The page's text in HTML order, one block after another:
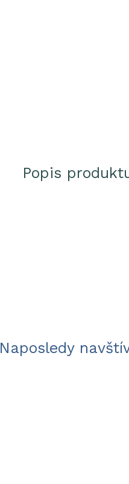
Popis
Naposledy